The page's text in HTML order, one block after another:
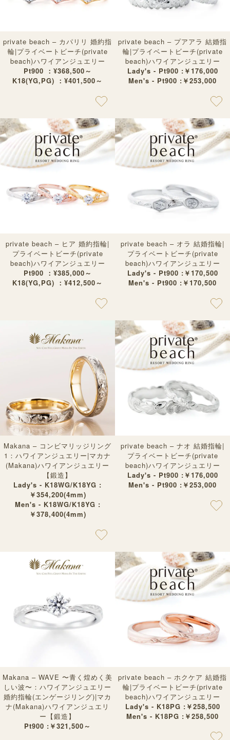
private beach – カパリリ 婚約指
輪|プライベートビーチ(private
beach)ハワイアンジュエリー
Pt900 ：¥368,500～
K18(YG,PG) ：¥401,500～
private beach – プアアラ 結婚指
輪|プライベートビーチ(private
beach)ハワイアンジュエリー
Lady's - Pt900 :￥176,000
Men's - Pt900 :￥253,000
private beach – ヒア 婚約指輪|
プライベートビーチ(private
beach)ハワイアンジュエリー
Pt900 ：¥385,000～
K18(YG,PG) ：¥412,500～
private beach – オラ 結婚指輪|
プライベートビーチ(private
beach)ハワイアンジュエリー
Lady's - Pt900 :￥170,500
Men's - Pt900 :￥170,500
Makana – コンビマリッジリング
1：ハワイアンジュエリー|マカナ
(Makana)ハワイアンジュエリー
【鍛造】
Lady's - K18WG/K18YG :
￥354,200(4mm)
Men's - K18WG/K18YG :
￥378,400(4mm)
private beach – ナオ 結婚指輪|
プライベートビーチ(private
beach)ハワイアンジュエリー
Lady's - Pt900 :￥176,000
Men's - Pt900 :￥253,000
Makana – WAVE 〜青く煌めく美
しい波〜：ハワイアンジュエリー
婚約指輪(エンゲージリング)|マカ
ナ(Makana)ハワイアンジュエリ
ー【鍛造】
Pt900 :￥321,500～
private beach – ホクケア 結婚指
輪|プライベートビーチ(private
beach)ハワイアンジュエリー
Lady's - K18PG :￥258,500
Men's - K18PG :￥258,500